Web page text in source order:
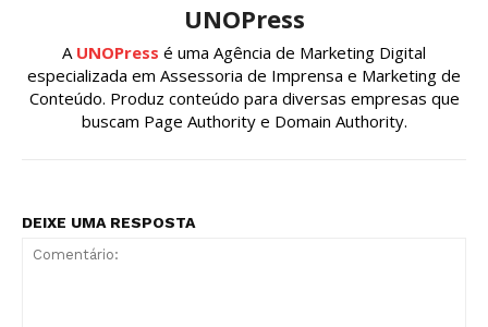
UNOPress
A UNOPress é uma Agência de Marketing Digital
especializada em Assessoria de Imprensa e Marketing de
Conteúdo. Produz conteúdo para diversas empresas que
buscam Page Authority e Domain Authority.
DEIXE UMA RESPOSTA